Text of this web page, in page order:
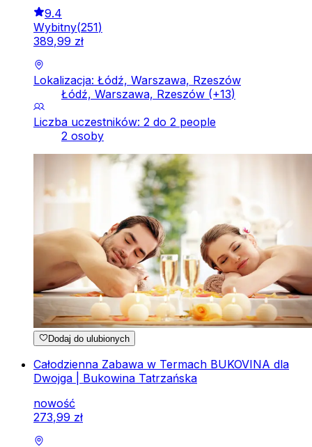
9.4
Wybitny(251)
389,99 zł
Lokalizacja: Łódź, Warszawa, Rzeszów
Łódź, Warszawa, Rzeszów (+13)
Liczba uczestników: 2 do 2 people
2 osoby
Dodaj do ulubionych
Całodzienna Zabawa w Termach BUKOVINA dla
Dwojga | Bukowina Tatrzańska
nowość
273,99 zł